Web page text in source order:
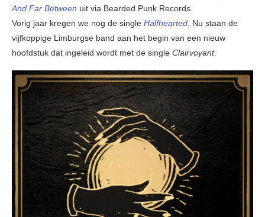
And Far Between uit via Bearded Punk Records.
Vorig jaar kregen we nog de single Halfhearted. Nu staan de
vijfkoppige Limburgse band aan het begin van een nieuw
hoofdstuk dat ingeleid wordt met de single Clairvoyant.